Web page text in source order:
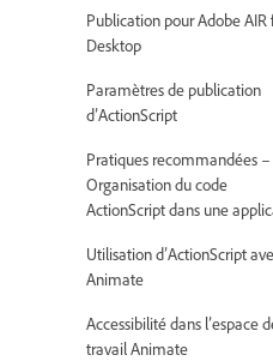
Publication pour Adobe AIR
Desktop
Paramètres de publication
d’ActionScript
Pratiques recommandées –
Organisation du code
ActionScript dans une
Utilisation d’ActionScript
Animate
Accessibilité dans l’espace
travail Animate